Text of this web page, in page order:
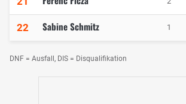
22 Sabine Schmitz 1
DNF = Ausfall, DIS = Disqualifikation